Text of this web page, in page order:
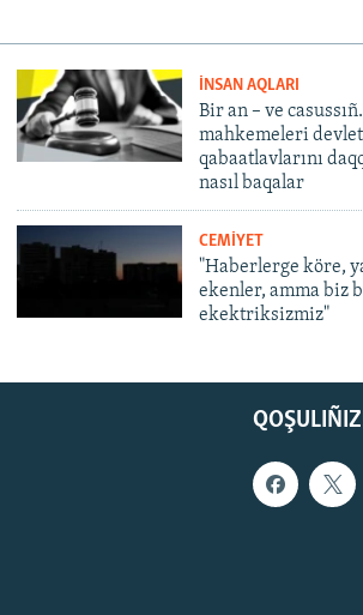
İNSAN AQLARI
Bir an – ve
mahkemeleri
qabaatlavlarını
nasıl baqalar
CEMİYET
"Haberlerge köre,
ekenler, amma biz
ekektriksizmiz"